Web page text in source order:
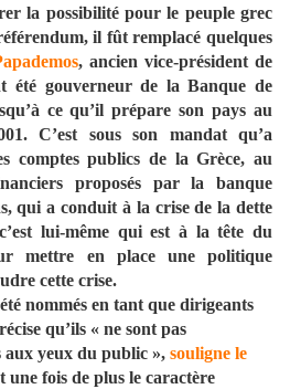
la possibilité pour le peuple grec
il fût remplacé quelques
, ancien vice-président de
été gouverneur de la Banque de
ce qu’il prépare son pays au
C’est sous son mandat qu’a
comptes publics de la Grèce, au
proposés par la banque
qui a conduit à la crise de la dette
lui-même qui est à la tête du
mettre en place une politique
cette crise.
nommés en tant que dirigeants
qu’ils « ne sont pas
aux yeux du public », souligne le
une fois de plus le caractère